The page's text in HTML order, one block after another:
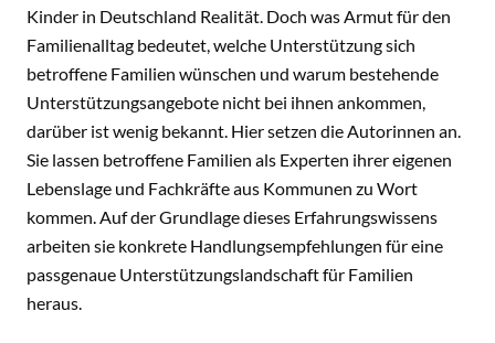
Kinder in Deutschland Realität. Doch was Armut für den
Familienalltag bedeutet, welche Unterstützung sich
betroffene Familien wünschen und warum bestehende
Unterstützungsangebote nicht bei ihnen ankommen,
darüber ist wenig bekannt. Hier setzen die Autorinnen an.
Sie lassen betroffene Familien als Experten ihrer eigenen
Lebenslage und Fachkräfte aus Kommunen zu Wort
kommen. Auf der Grundlage dieses Erfahrungswissens
arbeiten sie konkrete Handlungsempfehlungen für eine
passgenaue Unterstützungslandschaft für Familien
heraus.